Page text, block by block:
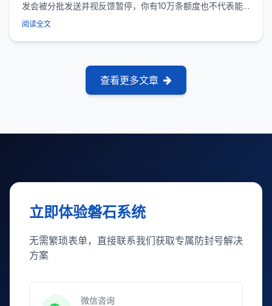
发会被分批发送并视反馈暂停，你有10万条额度也不代表能
一次发完。本文拆解节奏控制底...
阅读全文
查看更多文章
立即体验磐石系统
无需繁琐表单，直接联系我们获取专属防封号解决
方案
微信咨询